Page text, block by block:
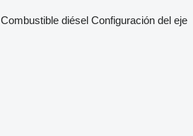
Combustible diésel Configuración del eje